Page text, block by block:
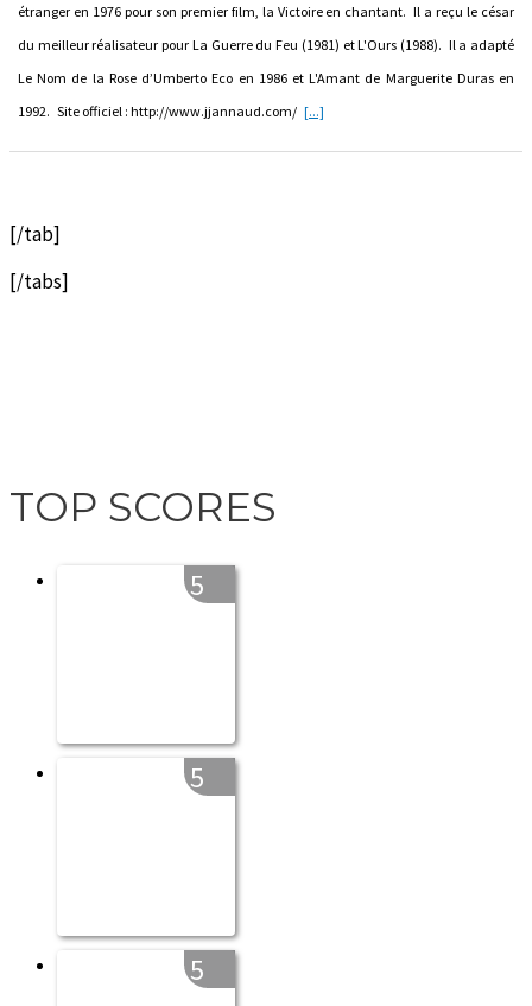
étranger en 1976 pour son premier film, la Victoire en chantant. Il a reçu le césar
du meilleur réalisateur pour La Guerre du Feu (1981) et L'Ours (1988). Il a adapté
Le Nom de la Rose d’Umberto Eco en 1986 et L'Amant de Marguerite Duras en
1992. Site officiel : http://www.jjannaud.com/ [...]
[/tab]
[/tabs]
TOP SCORES
5
5
5